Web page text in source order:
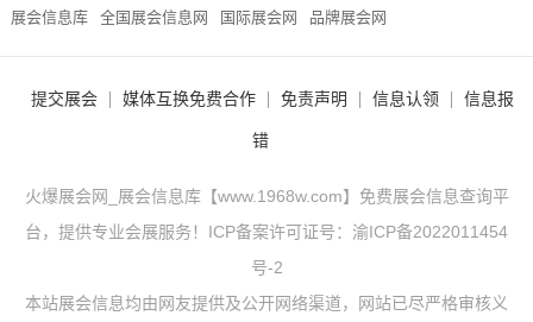
展会信息库 全国展会信息网 国际展会网 品牌展会网
提交展会 媒体互换免费合作 免责声明 信息认领 信息报
错
火爆展会网_展会信息库【www.1968w.com】免费展会信息查询平
台，提供专业会展服务！ICP备案许可证号： 渝ICP备2022011454
号-2
本站展会信息均由网友提供及公开网络渠道，网站已尽严格审核义